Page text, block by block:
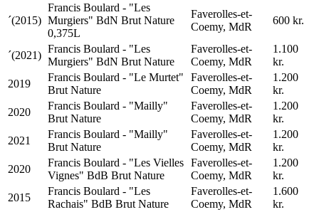
´(2015)
Francis Boulard - "Les
Murgiers" BdN Brut Nature
0,375L
Faverolles-et-
Coemy, MdR
600 kr.
´(2021)
Francis Boulard - "Les
Murgiers" BdN Brut Nature
Faverolles-et-
Coemy, MdR
1.100
kr.
2019
Francis Boulard - "Le Murtet"
Brut Nature
Faverolles-et-
Coemy, MdR
1.200
kr.
2020
Francis Boulard - "Mailly"
Brut Nature
Faverolles-et-
Coemy, MdR
1.200
kr.
2021
Francis Boulard - "Mailly"
Brut Nature
Faverolles-et-
Coemy, MdR
1.200
kr.
2020
Francis Boulard - "Les Vielles
Vignes" BdB Brut Nature
Faverolles-et-
Coemy, MdR
1.200
kr.
2015
Francis Boulard - "Les
Rachais" BdB Brut Nature
Faverolles-et-
Coemy, MdR
1.600
kr.